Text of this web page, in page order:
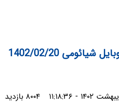
1402/02/20
۸۰۰۴ بازدید